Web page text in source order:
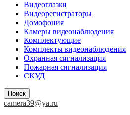
Видеоглазки
Видеорегистраторы
Домофония
Камеры видеонаблюдения
Комплектующие
Комплекты видеонаблюдения
Охранная сигнализация
Пожарная сигнализация
СКУД
Поиск
camera39@ya.ru